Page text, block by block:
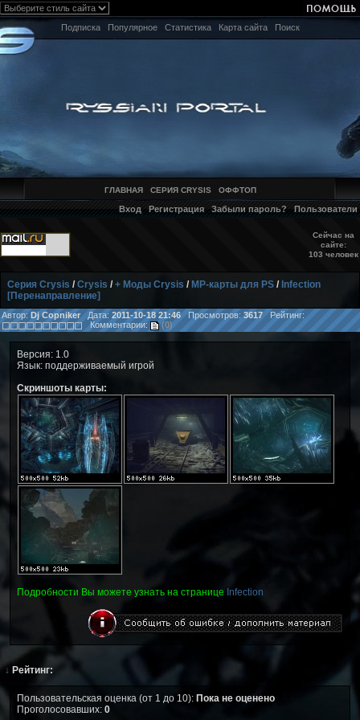
Подписка Популярное Статистика Карта сайта Поиск
ГЛАВНАЯ СЕРИЯ CRYSIS ОФФТОП
Вход Регистрация Забыли пароль? Пользователи
Сейчас на
сайте:
103 человек
Серия Crysis /Crysis /+ Моды Crysis / MP-карты для PS / Infection
[Перенаправление]
Автор: Dj CopnikerДата: 2011-10-18 21:46Просмотров:3617 Рейтинг:
Комментарии:
(0)
Версия: 1.0
Язык: поддерживаемый игрой
Скриншоты карты:
Подробности Вы можете узнать на странице Infection
↓ Рейтинг:
Пользовательская оценка (от 1 до 10): Пока не оценено
Проголосовавших: 0